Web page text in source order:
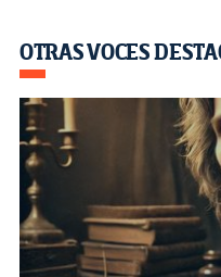
OTRAS VOCES